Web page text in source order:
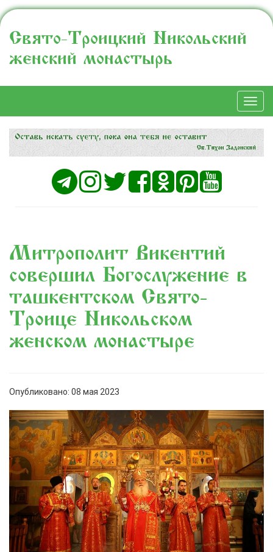
Свято-Троицкий Никольский
женский монастырь
Митрополит Викентий
совершил Богослужение в
ташкентском Свято-
Троице Никольском
женском монастыре
Опубликовано: 08 мая 2023